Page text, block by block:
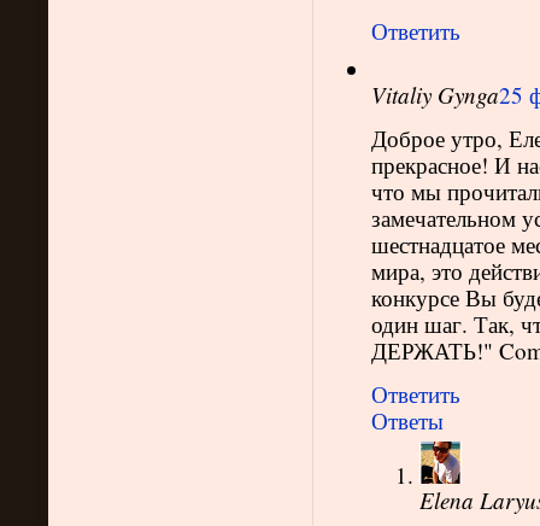
Ответить
Vitaliy Gynga25
Доброе утро,
прекрасное! И
что мы
замечательном
шестнадцатое
мира, это
конкурсе Вы
один шаг. Так,
ДЕРЖАТЬ!" Com
Ответить
Ответы
Elena